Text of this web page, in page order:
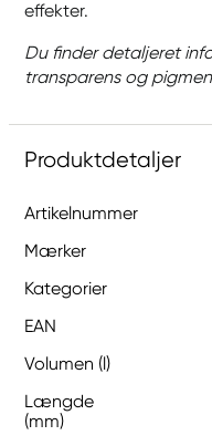
effekter.
Du finder detaljeret
transparens og
Produktdetaljer
Artikelnummer
Mærker
Kategorier
EAN
Volumen (l)
Længde
(mm)